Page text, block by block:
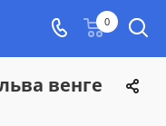
0
венге